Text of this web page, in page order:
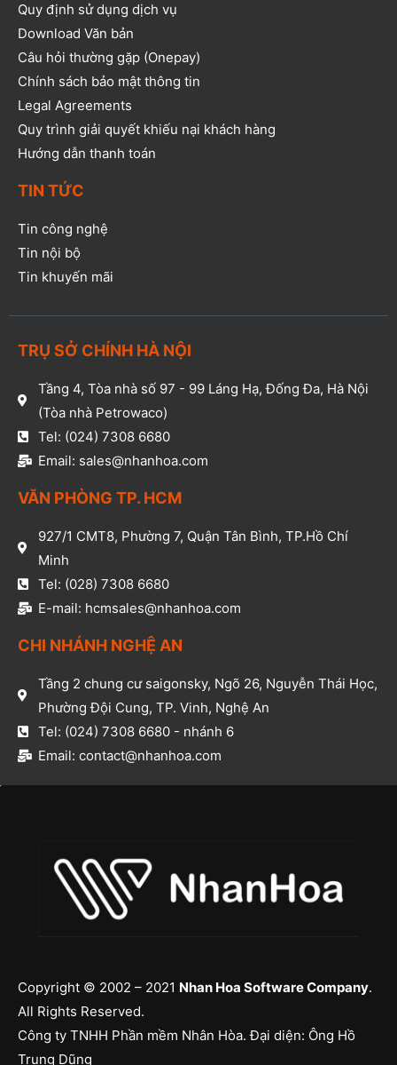
Quy định sử dụng dịch vụ
Download Văn bản
Câu hỏi thường gặp (Onepay)
Chính sách bảo mật thông tin
Legal Agreements
Quy trình giải quyết khiếu nại khách hàng
Hướng dẫn thanh toán
TIN TỨC
Tin công nghệ
Tin nội bộ
Tin khuyến mãi
TRỤ SỞ CHÍNH HÀ NỘI
Tầng 4, Tòa nhà số 97 - 99 Láng Hạ, Đống Đa, Hà Nội
(Tòa nhà Petrowaco)
Tel: (024) 7308 6680
Email: sales@nhanhoa.com
VĂN PHÒNG TP. HCM​
927/1 CMT8, Phường 7, Quận Tân Bình, TP.Hồ Chí
Minh​
Tel: (028) 7308 6680​
E-mail: hcmsales@nhanhoa.com​
CHI NHÁNH NGHỆ AN​
Tầng 2 chung cư saigonsky, Ngõ 26, Nguyễn Thái Học,
Phường Đội Cung, TP. Vinh, Nghệ An​
Tel: (024) 7308 6680 - nhánh 6​
Email: contact@nhanhoa.com​
Copyright © 2002 – 2021 Nhan Hoa Software Company.
All Rights Reserved.
Công ty TNHH Phần mềm Nhân Hòa. Đại diện: Ông Hồ
Trung Dũng